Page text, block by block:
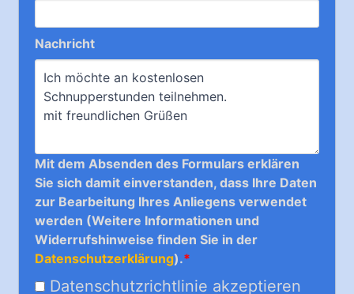
Nachricht
Mit dem Absenden des Formulars erklären
Sie sich damit einverstanden, dass Ihre Daten
zur Bearbeitung Ihres Anliegens verwendet
werden (Weitere Informationen und
Widerrufshinweise finden Sie in der
Datenschutzerklärung).*
Datenschutzrichtlinie akzeptieren